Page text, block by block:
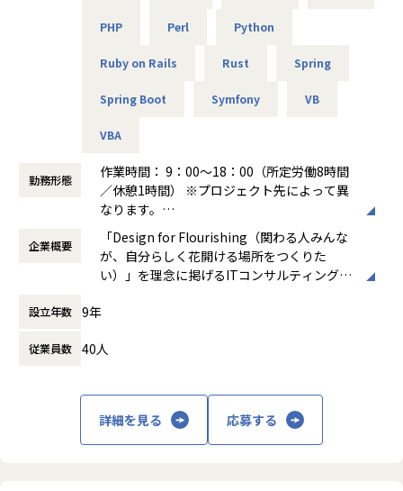
＜開発部門 想定キャリアパス＞
月1回の面談にてキャリアの方向性をすり合わせながら、案
件を決定します。
「開発経験を積みたい」「設計に挑戦したい」「上流工程を
担当したい」などの
＜ネットワーク部門 想定キャリアパス＞
運用保守 → 構築 → 設計 → セキュリティ・コンサルティング
件を決定します。
「構築に行きたい」「設計に挑戦したい」「セキュリティ分
野を経験したい」などの
運用保守 → 構築 → 設計 → クラウド
件を決定します。
「構築に行きたい」「クラウドに挑戦したい」などの希望を
前提にアサインを行います。
PHP Perl Python
Ruby on Rails Rust Spring
Spring Boot Symfony VB
VBA
勤務形態
作業時間： 9：00～18：00（所定労働8時間
／休憩1時間） ※プロジェクト先によって異
なります。
働き方：
固定時間制（9時～18時、10時～19
時など）
時間外労働の有無： 有（月平均0時間～20時
間）
休憩時間： 60分
企業概要
「Design for Flourishing（関わる人みんな
が、自分らしく花開ける場所をつくりた
い）」を理念に掲げるITコンサルティング・
客様をリードする」のではなく、「お客様と
長を通じてビジネス変革を実現することを目
主な事業は、プロジェクトマネジメント、ソ
フトウェア開発、インフラソリューション開
発です。官公庁向けのMicrosoft 365移行（1
設立年数 9年
従業員数 40人
詳細を見る 応募する